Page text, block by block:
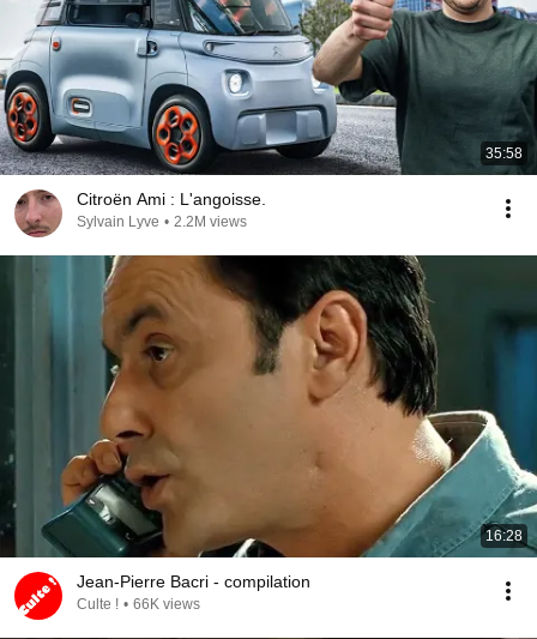
35:58
Citroën Ami : L'angoisse.
Sylvain Lyve • 2.2M views
16:28
Jean-Pierre Bacri - compilation
Culte ! • 66K views